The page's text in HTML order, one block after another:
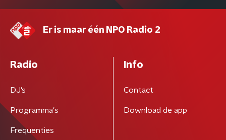
Er is maar één NPO Radio 2
Radio
DJ’s
Programma's
Frequenties
Info
Contact
Download de app